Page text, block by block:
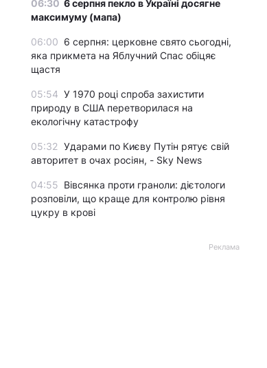
06:30 6 серпня пекло в Україні досягне
максимуму (мапа)
06:00 6 серпня: церковне свято сьогодні,
яка прикмета на Яблучний Спас обіцяє
щастя
05:54 У 1970 році спроба захистити
природу в США перетворилася на
екологічну катастрофу
05:32 Ударами по Києву Путін рятує свій
авторитет в очах росіян, - Sky News
04:55 Вівсянка проти граноли: дієтологи
розповіли, що краще для контролю рівня
цукру в крові
Реклама